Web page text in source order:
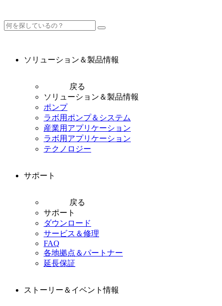
ソリューション＆製品情報
戻る
ソリューション＆製品情報
ポンプ
ラボ用ポンプ＆システム
産業用アプリケーション
ラボ用アプリケーション
テクノロジー
サポート
戻る
サポート
ダウンロード
サービス＆修理
FAQ
各地拠点＆パートナー
延長保証
ストーリー＆イベント情報